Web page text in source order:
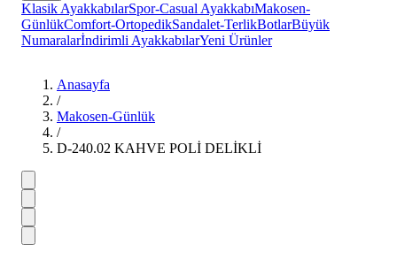
Klasik AyakkabılarSpor-Casual AyakkabıMakosen-
GünlükComfort-OrtopedikSandalet-TerlikBotlarBüyük
Numaralarİndirimli AyakkabılarYeni Ürünler
Anasayfa
/
Makosen-Günlük
/
D-240.02 KAHVE POLİ DELİKLİ